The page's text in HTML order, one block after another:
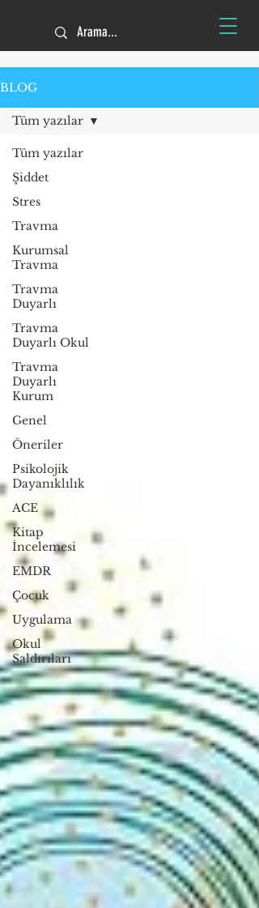
BLOG
Tüm yazılar
Şiddet
Stres
Travma
Kurumsal
Travma
Travma
Duyarlı
Travma
Duyarlı Okul
Travma
Duyarlı
Kurum
Genel
Öneriler
Psikolojik
Dayanıklılık
ACE
Kitap
İncelemesi
EMDR
Çocuk
Uygulama
Okul
Saldırıları
Tüm yazılar